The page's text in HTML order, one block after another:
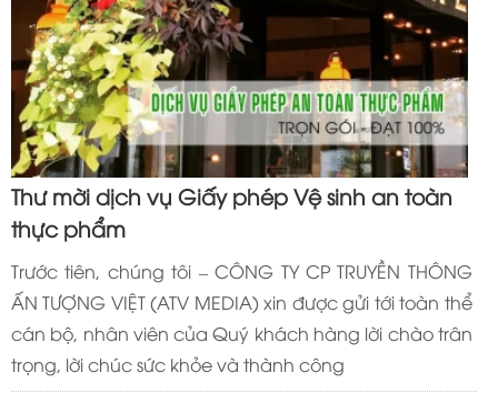
Thư mời dịch vụ Giấy phép Vệ sinh an toàn
thực phẩm
Trước tiên, chúng tôi – CÔNG TY CP TRUYỀN THÔNG
ẤN TƯỢNG VIỆT (ATV MEDIA) xin được gửi tới toàn thể
cán bộ, nhân viên của Quý khách hàng lời chào trân
trọng, lời chúc sức khỏe và thành công